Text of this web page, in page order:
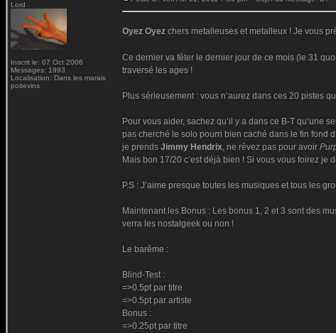
Lord
Inscrit le: 07 Oct 2006
Messages: 1993
Localisation: Dans les marais
poitevins
Oyez Oyez chers metalleuses et metalleux ! Je vous
Ce dernier va fêter le dernier jour de ce mois (le 31
traversé les ages !
Plus sérieusement : vous n’aurez dans ces 20 pistes
Pour vous aider, sachez qu’il y a dans ce B-T
pas cherché le solo pourri bien caché dans le fin fond
je prends Jimmy Hendrix, ne rêvez pas pour avoir
Mais bon 17/20 c’est déjà bien ! Si vous vous foirez je
P.S : J’aime presque toutes les musiques et tous les
Maintenant les Bonus : Les bonus 1, 2 et 3 sont des
verra les nostalgeek ou non !
Le barême :
Blind-Test :
=>0.5pt par titre
=>0.5pt par artiste
Bonus :
=>0.25pt par titre